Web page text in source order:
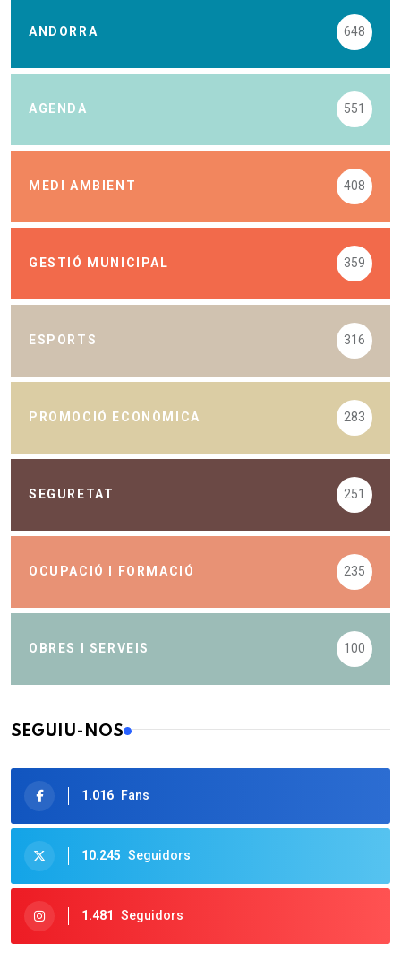
ANDORRA 648
AGENDA 551
MEDI AMBIENT 408
GESTIÓ MUNICIPAL 359
ESPORTS 316
PROMOCIÓ ECONÒMICA 283
SEGURETAT 251
OCUPACIÓ I FORMACIÓ 235
OBRES I SERVEIS 100
SEGUIU-NOS
1.016 Fans
10.245 Seguidors
1.481 Seguidors